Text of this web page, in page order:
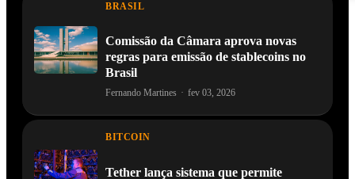
BRASIL
Comissão da Câmara aprova novas
regras para emissão de stablecoins no
Brasil
Fernando Martines · fev 03, 2026
BITCOIN
Tether lança sistema que permite